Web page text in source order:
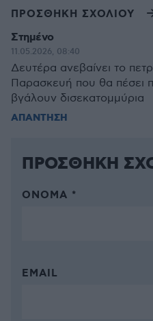
ΠΡΟΣΘΗΚΗ ΣΧΟΛΙΟΥ
Στημένο
11.05.2026, 08:40
Δευτέρα ανεβαίνει το
Παρασκευή που θα πέσει
βγάλουν δισεκατομμύρια
ΑΠΑΝΤΗΣΗ
ΠΡΟΣΘΗΚΗ
ΌΝΟΜΑ *
EMAIL